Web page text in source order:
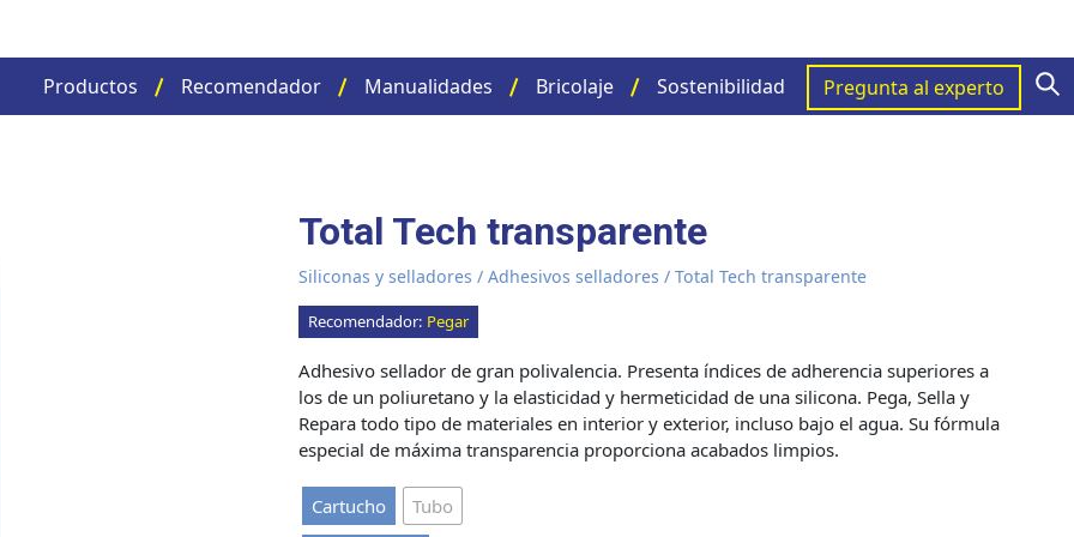
Productos Recomendador Manualidades Bricolaje Sostenibilidad Pregunta al experto
Total Tech transparente
Siliconas y selladores / Adhesivos selladores / Total Tech transparente
Recomendador: Pegar
Adhesivo sellador de gran polivalencia. Presenta índices de adherencia superiores a
los de un poliuretano y la elasticidad y hermeticidad de una silicona. Pega, Sella y
Repara todo tipo de materiales en interior y exterior, incluso bajo el agua. Su fórmula
especial de máxima transparencia proporciona acabados limpios.
Cartucho
Tubo